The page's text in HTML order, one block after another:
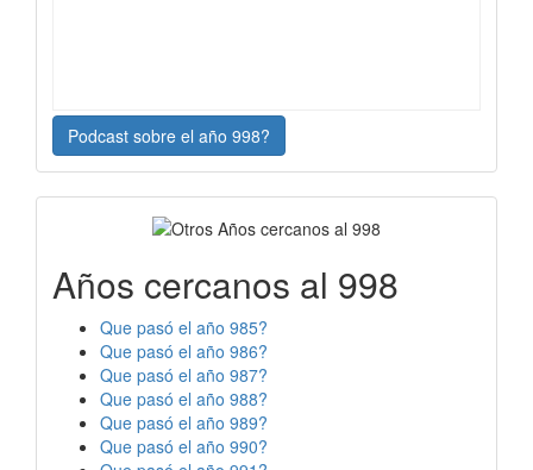
Podcast sobre el año 998?
Años cercanos al 998
Que pasó el año 985?
Que pasó el año 986?
Que pasó el año 987?
Que pasó el año 988?
Que pasó el año 989?
Que pasó el año 990?